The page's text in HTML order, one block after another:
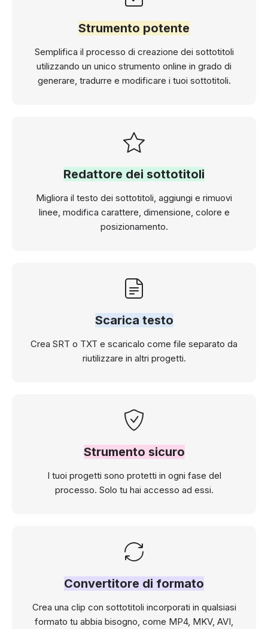
Strumento potente
Semplifica il processo di creazione dei sottotitoli
utilizzando un unico strumento online in grado di
generare, tradurre e modificare i tuoi sottotitoli.
Redattore dei sottotitoli
Migliora il testo dei sottotitoli, aggiungi e rimuovi
linee, modifica carattere, dimensione, colore e
posizionamento.
Scarica testo
Crea SRT o TXT e scaricalo come file separato da
riutilizzare in altri progetti.
Strumento sicuro
I tuoi progetti sono protetti in ogni fase del
processo. Solo tu hai accesso ad essi.
Convertitore di formato
Crea una clip con sottotitoli incorporati in qualsiasi
formato tu abbia bisogno, come MP4, MKV, AVI,